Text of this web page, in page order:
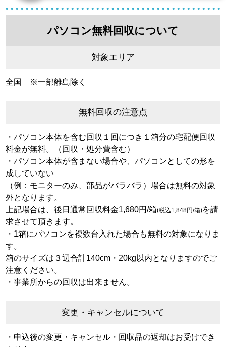
パソコン無料回収について
対象エリア
全国 ※一部離島除く
無料回収の注意点
・パソコン本体を含む回収１回につき１箱分の宅配便回収
料金が無料。（回収・処分費含む）
・パソコン本体が含まない場合や、パソコンとしての形を
成していない
（例：モニターのみ、部品がバラバラ）場合は無料の対象
外となります。
上記場合は、後日通常回収料金1,680円/箱(税込1,848円/箱)を請
求させて頂きます。
・1箱にパソコンを複数台入れた場合も無料の対象になりま
す。
箱のサイズは３辺合計140cm・20kg以内となりますのでご
注意ください。
・事業所からの回収は出来ません。
変更・キャンセルについて
・申込後の変更・キャンセル・回収品の返却はお受けでき